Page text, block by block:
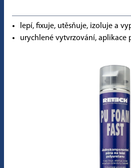
lepí, fixuje, utěsňuje, izoluje a
urychlené vytvrzování, aplikace